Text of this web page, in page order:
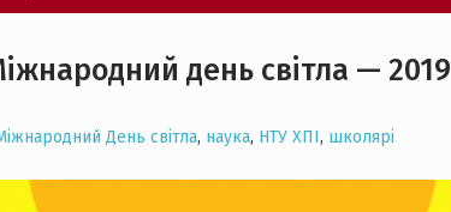
день світла — 2019
День світла, наука, НТУ ХПІ, школярі